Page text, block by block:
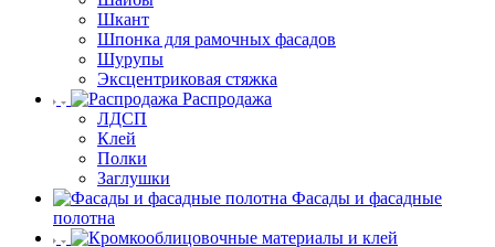
Шкант
Шпонка для рамочных фасадов
Шурупы
Эксцентриковая стяжка
Распродажа
ЛДСП
Клей
Полки
Заглушки
Фасады и фасадные
полотна